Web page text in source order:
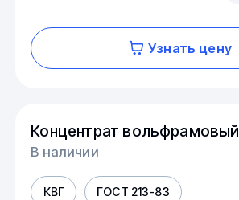
Узнать цену
Концентрат вольфрамовый
В наличии
КВГ ГОСТ 213-83